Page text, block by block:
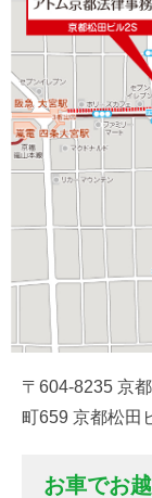
〒604-8235 京
町659 京都松田
お車でお